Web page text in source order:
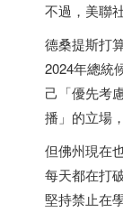
不過，美聯
德桑提斯打
2024年總統
己「優先考
播」的立場
但佛州現在
每天都在打
堅持禁止在